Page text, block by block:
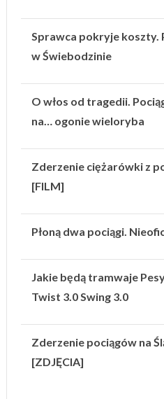
Sprawca pokryje koszty.
w Świebodzinie
O włos od tragedii.
na… ogonie wieloryba
Zderzenie ciężarówki z
[FILM]
Płoną dwa pociągi.
Jakie będą tramwaje
Twist 3.0 Swing 3.0
Zderzenie pociągów na
[ZDJĘCIA]